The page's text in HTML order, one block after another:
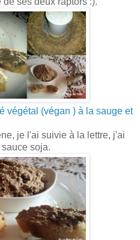
végétal (végan ) à la sauge et
je l'ai suivie à la lettre, j'ai
soja.